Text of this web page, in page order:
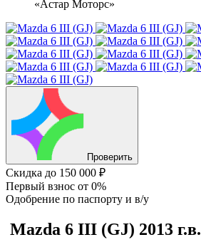
«Астар Моторс»
Проверить
Скидка до 150 000 ₽
Первый взнос от 0%
Одобрение по паспорту и в/у
Mazda 6 III (GJ) 2013 г.в.